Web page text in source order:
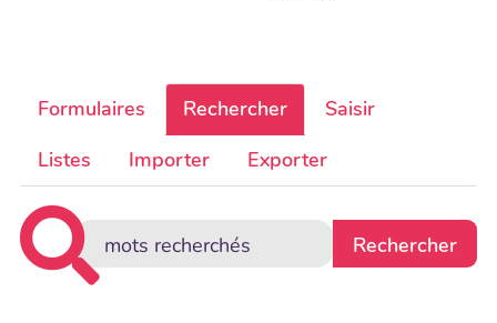
Formulaires Rechercher
Saisir
Listes
Importer Exporter